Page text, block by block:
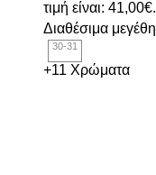
τιμή είναι: 41,00€.
Διαθέσιμα μεγέθη
30-31
+11 Χρώματα